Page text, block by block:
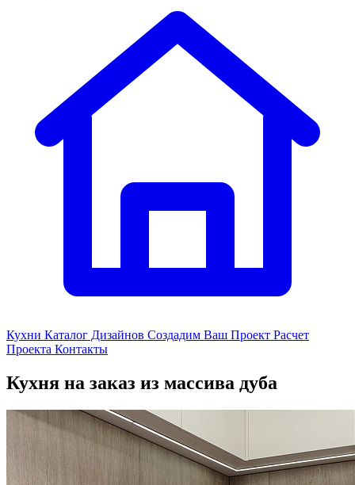
Кухни Каталог Дизайнов Создадим Ваш Проект Расчет
Проекта Контакты
Кухня на заказ из массива дуба